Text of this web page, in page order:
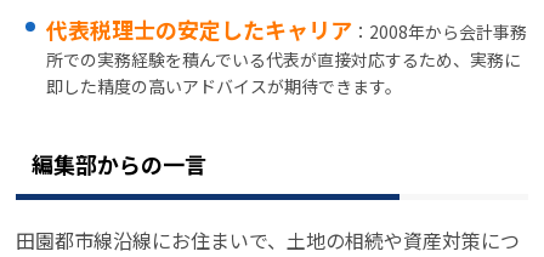
代表税理士の安定したキャリア ：2008年から会計事務
所での実務経験を積んでいる代表が直接対応するため、実務に
即した精度の高いアドバイスが期待できます。
編集部からの一言
田園都市線沿線にお住まいで、土地の相続や資産対策につ